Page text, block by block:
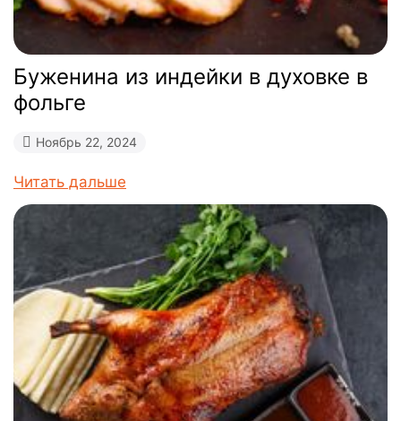
Буженина из индейки в духовке в
фольге
Ноябрь 22, 2024
Читать дальше